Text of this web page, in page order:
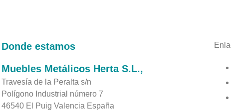
Donde estamos
Muebles Metálicos Herta S.L.,
Travesía de la Peralta s/n
Polígono Industrial número 7
46540 El Puig Valencia España